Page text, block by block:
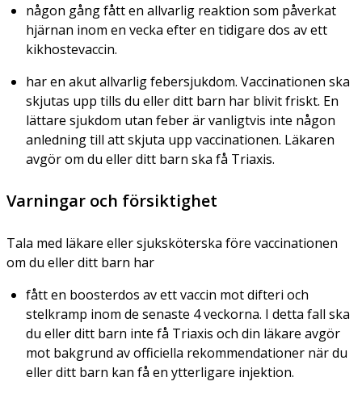
någon gång fått en allvarlig reaktion som påverkat
hjärnan inom en vecka efter en tidigare dos av ett
kikhostevaccin.
har en akut allvarlig febersjukdom. Vaccinationen ska
skjutas upp tills du eller ditt barn har blivit friskt. En
lättare sjukdom utan feber är vanligtvis inte någon
anledning till att skjuta upp vaccinationen. Läkaren
avgör om du eller ditt barn ska få Triaxis.
Varningar och försiktighet
Tala med läkare eller sjuksköterska före vaccinationen
om du eller ditt barn har
fått en boosterdos av ett vaccin mot difteri och
stelkramp inom de senaste 4 veckorna. I detta fall ska
du eller ditt barn inte få Triaxis och din läkare avgör
mot bakgrund av officiella rekommendationer när du
eller ditt barn kan få en ytterligare injektion.